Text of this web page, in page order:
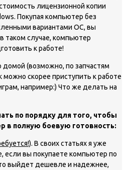
лицензионной копии
Покупая компьютер без
вариантами ОС, вы
таком случае, компьютер
к работе!
(возможно, по запчастям
можно скорее приступить к работе
например:) Что же делать на
по порядку для того, чтобы
в полную боевую готовность:
. В своих статьях я уже
если вы покупаете компьютер по
выйдет дешевле и надежнее,